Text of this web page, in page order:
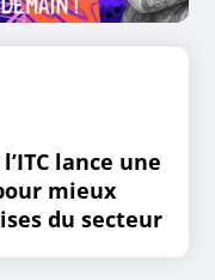
lance une
mieux
du secteur